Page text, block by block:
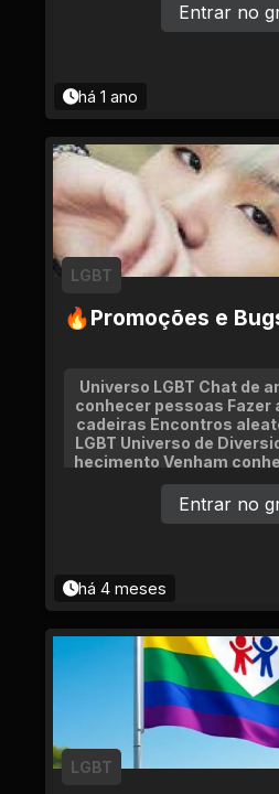
há 1 ano
Entrar no
🔥Promoções e
LGBT
Universo LGBT Chat de
conhecer pessoas Fazer
cadeiras Encontros
LGBT Universo de
hecimento Venham
ua vida
há 4 meses
Entrar no
LGBT